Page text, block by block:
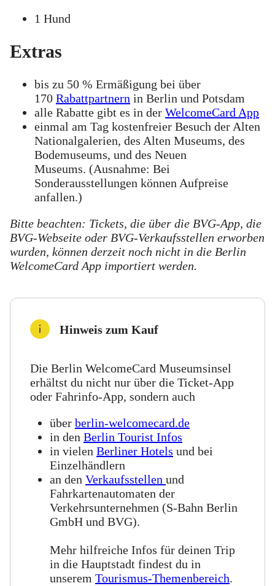
1 Hund
Extras
bis zu 50 % Ermäßigung bei über
170 Rabattpartnern in Berlin und Potsdam
alle Rabatte gibt es in der WelcomeCard App
einmal am Tag kostenfreier Besuch der Alten
Nationalgalerien, des Alten Museums, des
Bodemuseums, und des Neuen
Museums. (Ausnahme: Bei
Sonderausstellungen können Aufpreise
anfallen.)
Bitte beachten: Tickets, die über die BVG-App, die
BVG-Webseite oder BVG-Verkaufsstellen erworben
wurden, können derzeit noch nicht in die Berlin
WelcomeCard App importiert werden.
Hinweis zum Kauf
Die Berlin WelcomeCard Museumsinsel
erhältst du nicht nur über die Ticket-App
oder Fahrinfo-App, sondern auch
über berlin-welcomecard.de
in den Berlin Tourist Infos
in vielen Berliner Hotels und bei
Einzelhändlern
an den Verkaufsstellen und
Fahrkartenautomaten der
Verkehrsunternehmen (S-Bahn Berlin
GmbH und BVG).
Mehr hilfreiche Infos für deinen Trip
in die Hauptstadt findest du in
unserem Tourismus-Themenbereich.